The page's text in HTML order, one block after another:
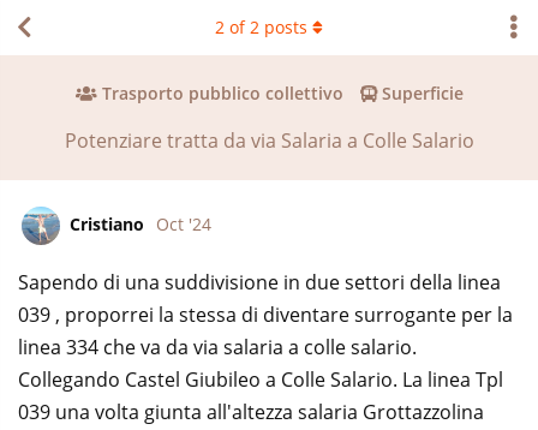
Trasporto pubblico collettivo Superficie
Potenziare tratta da via Salaria a Colle Salario
2 of2 posts
Cristiano Oct '24
Sapendo di una suddivisione in due settori della linea
039 , proporrei la stessa di diventare surrogante per la
linea 334 che va da via salaria a colle salario.
Collegando Castel Giubileo a Colle Salario. La linea Tpl
039 una volta giunta all'altezza salaria Grottazzolina